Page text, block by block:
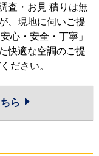
査・お見 積りは無
、現地に伺いご提
心・安全・丁寧」
快適な空調のご提
ださい。
ら